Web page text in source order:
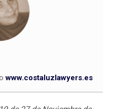
www.costaluzlawyers.es